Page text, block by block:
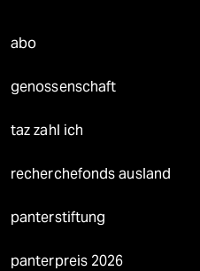
abo
genossenschaft
taz zahl ich
recherchefonds ausland
panterstiftung
panterpreis 2026